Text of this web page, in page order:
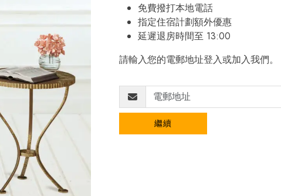
免費撥打本地電話
指定住宿計劃額外優惠
延遲退房時間至 13:00
請輸入您的電郵地址登入或加入我們。
繼續